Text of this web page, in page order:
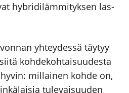
hybri­di­läm­mi­tyk­sen las­
yhtey­des­sä täy­tyy
koh­de­koh­tai­suu­des­ta
mil­lai­nen koh­de on,
tule­vai­suu­den